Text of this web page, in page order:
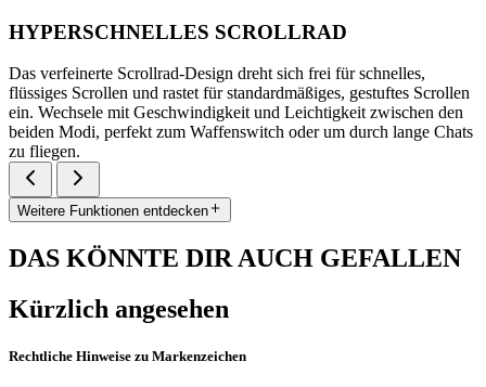
HYPERSCHNELLES SCROLLRAD
Das verfeinerte Scrollrad-Design dreht sich frei für schnelles,
flüssiges Scrollen und rastet für standardmäßiges, gestuftes Scrollen
ein. Wechsele mit Geschwindigkeit und Leichtigkeit zwischen den
beiden Modi, perfekt zum Waffenswitch oder um durch lange Chats
zu fliegen.
Weitere Funktionen entdecken
DAS KÖNNTE DIR AUCH GEFALLEN
Kürzlich angesehen
Rechtliche Hinweise zu Markenzeichen